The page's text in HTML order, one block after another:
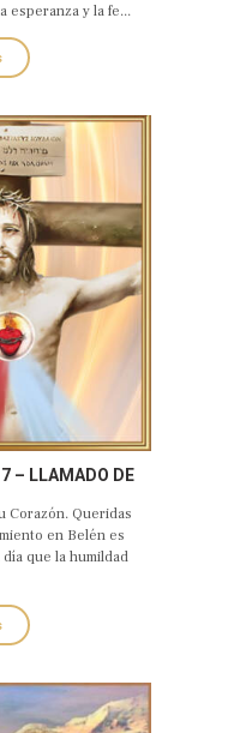
esperanza y la fe...
– LLAMADO DE
DE JESÚS
Corazón. Queridas
en Belén es
que la humildad